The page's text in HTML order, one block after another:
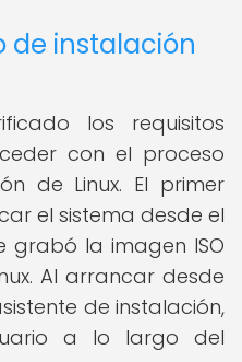
de instalación
los requisitos
con el proceso
de Linux. El primer
el sistema desde el
grabó la imagen ISO
Al arrancar desde
de instalación,
a lo largo del